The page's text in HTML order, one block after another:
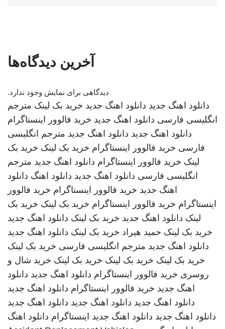
آخرین دیدگاه‌ها
دیدگاهی برای نمایش وجود ندارد.
دانلود اهنگ جدید دانلود اهنگ جدید خرید بک لینک مترجم
انگلیسی فارسی دانلود اهنگ جدید خرید فالوور اینستاگرام
دانلود اهنگ جدید دانلود اهنگ جدید مترجم انگلیسی
فارسی خرید فالوور اینستاگرام خرید بک لینک خرید بک
لینک خرید فالوور اینستاگرام دانلود اهنگ جدید مترجم
انگلیسی فارسی دانلود اهنگ جدید دانلود اهنگ دانلود
اهنگ جدید خرید فالوور اینستاگرام خرید فالوور
اینستاگرام خرید فالوور اینستاگرام خرید بک لینک خرید بک
لینک دانلود اهنگ جدید خرید بک لینک دانلود اهنگ جدید
خرید بک لینک حمید هیراد خرید بک لینک دانلود اهنگ جدید
دانلود اهنگ جدید مترجم انگلیسی فارسی خرید بک لینک
خرید بک لینک خرید بک لینک خرید بک لینک خرید شال و
روسری خرید فالوور اینستاگرام دانلود اهنگ جدید دانلود
اهنگ جدید خرید فالوور اینستاگرام دانلود اهنگ جدید
دانلود اهنگ جدید دانلود اهنگ جدید دانلود اهنگ جدید
دانلود اهنگ جدید دانلود اهنگ جدید اینستاگرام دانلود اهنگ